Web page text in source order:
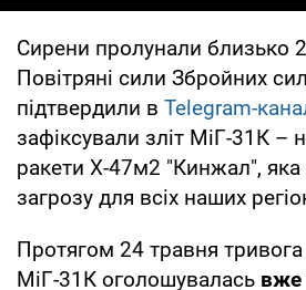
Сирени пролунали близько
Повітряні сили Збройних
підтвердили в Telegram-
зафіксували зліт МіГ-31К –
ракети Х-47м2 "Кинжал", яка
загрозу для всіх наших
Протягом 24 травня тривога
МіГ-31К оголошувалась вже